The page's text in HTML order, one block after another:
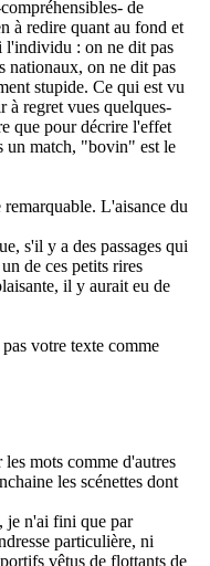
de
à redire quant au fond et
l'individu : on ne dit pas
nationaux, on ne dit pas
stupide. Ce qui est vu
à regret vues quelques-
que pour décrire l'effet
un match, "bovin" est le
L'aisance du
s'il y a des passages qui
de ces petits rires
il y aurait eu de
votre texte comme
mots comme d'autres
les scénettes dont
je n'ai fini que par
particulière, ni
vêtus de flottants de